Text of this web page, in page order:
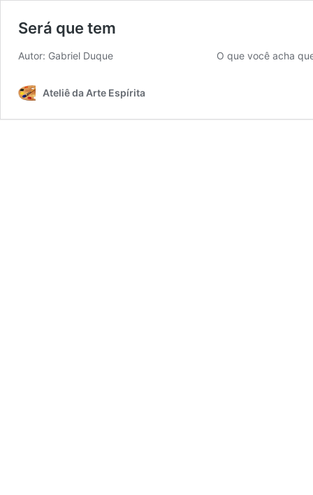
Será que tem
Autor: Gabriel Duque O que você acha que
Ateliê da Arte Espírita